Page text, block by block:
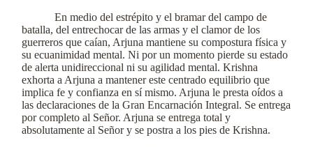
En medio del estrépito y el bramar del campo de
batalla, del entrechocar de las armas y el clamor de los
guerreros que caían, Arjuna mantiene su compostura física y
su ecuanimidad mental. Ni por un momento pierde su estado
de alerta unidireccional ni su agilidad mental. Krishna
exhorta a Arjuna a mantener este centrado equilibrio que
implica fe y confianza en sí mismo. Arjuna le presta oídos a
las declaraciones de la Gran Encarnación Integral. Se entrega
por completo al Señor. Arjuna se entrega total y
absolutamente al Señor y se postra a los pies de Krishna.